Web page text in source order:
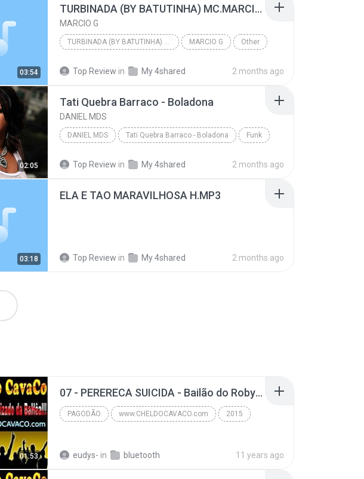
03:54
TURBINADA (BY BATUTINHA) MC.MARCIO G
MARCIO G
TURBINADA (BY BATUTINHA) MC.MARCIO G MARCIO G Other
Top Review in My 4shared 2 months ago
02:05
Tati Quebra Barraco - Boladona
DANIEL MDS
DANIEL MDS Tati Quebra Barraco - Boladona Funk
Top Review in My 4shared 2 months ago
03:18
ELA E TAO MARAVILHOSA H.MP3
Top Review in My 4shared 2 months ago
01:53
07 - PERERECA SUICIDA - Bailão do Robyssão - CD Ambiguidade 2015.mp3
PAGODÃO www.CHELDOCAVACO.com 2015
eudys- in bluetooth 11 years ago